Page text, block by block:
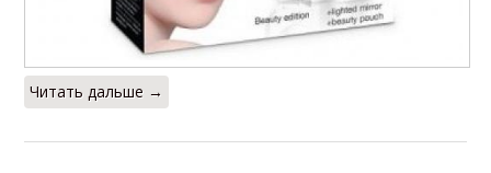
Читать дальше →